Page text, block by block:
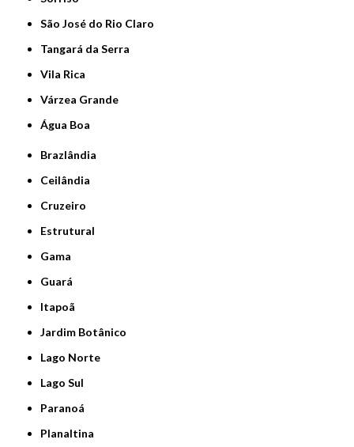
São José do Rio Claro
Tangará da Serra
Vila Rica
Várzea Grande
Água Boa
Brazlândia
Ceilândia
Cruzeiro
Estrutural
Gama
Guará
Itapoã
Jardim Botânico
Lago Norte
Lago Sul
Paranoá
Planaltina